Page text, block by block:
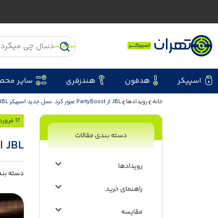
اسپیکر هدفون هندزفری سایر
خانه رویدادها JBL از PartyBoost عبور کرد، نسل جدید اسپیکر JBL با Auracast
دسته بندی مقالات
رویدادها
راهنمای خرید
مقایسه
17 فروردین 1404
JBL از PartyBoost عبور کرد، نسل جدید اسپیکر JBL با Auracast
دسته